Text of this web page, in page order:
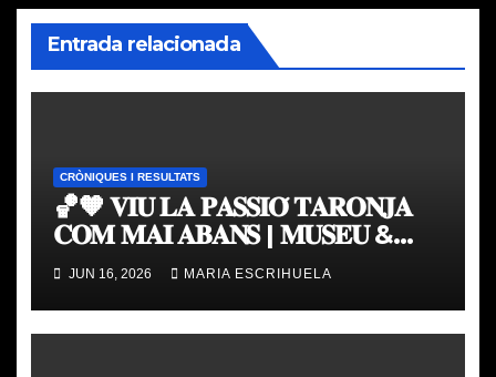
Entrada relacionada
CRÒNIQUES I RESULTATS
🏀🧡 𝐕𝐈𝐔 𝐋𝐀 𝐏𝐀𝐒𝐒𝐈𝐎́ 𝐓𝐀𝐑𝐎𝐍𝐉𝐀
𝐂𝐎𝐌 𝐌𝐀𝐈 𝐀𝐁𝐀𝐍𝐒 | 𝐌𝐔𝐒𝐄𝐔 &
𝐓𝐎𝐔𝐑 𝐕𝐀𝐋𝐄𝐍𝐂𝐈𝐀 𝐁𝐀𝐒𝐊𝐄𝐓
JUN 16, 2026 MARIA ESCRIHUELA